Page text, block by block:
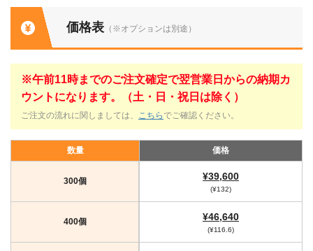
価格表 （※オプションは別途）
※午前11時までのご注文確定で翌営業日からの納期カ
ウントになります。（土・日・祝日は除く）
ご注文の流れに関しましては、 こちら でご確認ください。
数量 価格
300個 ¥39,600
(¥132)
400個 ¥46,640
(¥116.6)